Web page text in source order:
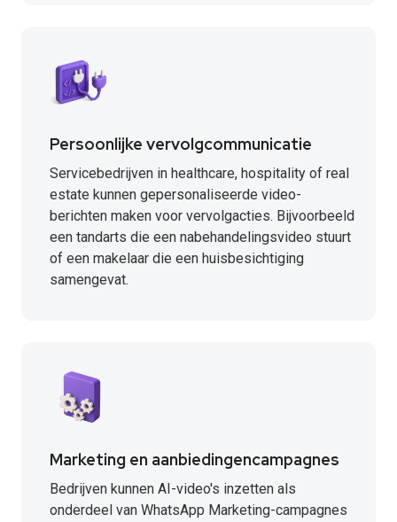
Persoonlijke vervolgcommunicatie
Servicebedrijven in healthcare, hospitality of real
estate kunnen gepersonaliseerde video-
berichten maken voor vervolgacties. Bijvoorbeeld
een tandarts die een nabehandelingsvideo stuurt
of een makelaar die een huisbesichtiging
samengevat.
Marketing en aanbiedingencampagnes
Bedrijven kunnen AI-video's inzetten als
onderdeel van WhatsApp Marketing-campagnes